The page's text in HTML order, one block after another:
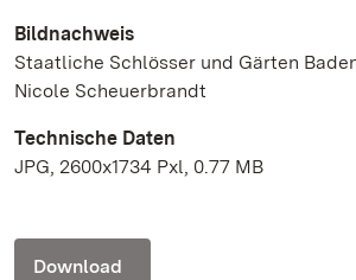
Bildnachweis
Staatliche Schlösser und Gärten
Nicole Scheuerbrandt
Technische Daten
JPG, 2600x1734 Pxl, 0.77 MB
Download